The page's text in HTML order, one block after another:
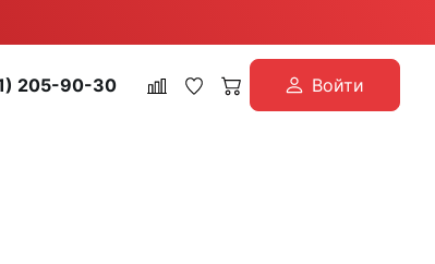
205-90-30 Войти